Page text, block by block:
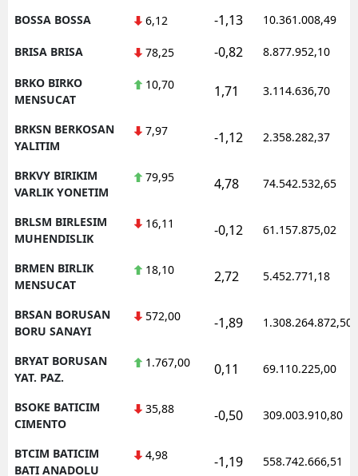
BOSSA BOSSA 6,12 -1,13 10.361.008,49
BRISA BRISA 78,25 -0,82 8.877.952,10
BRKO BIRKO
MENSUCAT
10,70 1,71 3.114.636,70
BRKSN BERKOSAN
YALITIM
7,97 -1,12 2.358.282,37
BRKVY BIRIKIM
VARLIK YONETIM
79,95 4,78 74.542.532,65
BRLSM BIRLESIM
MUHENDISLIK
16,11 -0,12 61.157.875,02
BRMEN BIRLIK
MENSUCAT
18,10 2,72 5.452.771,18
BRSAN BORUSAN
BORU SANAYI
572,00 -1,89 1.308.264.872,50
BRYAT BORUSAN
YAT. PAZ.
1.767,00 0,11 69.110.225,00
BSOKE BATICIM
CIMENTO
35,88 -0,50 309.003.910,80
BTCIM BATICIM
BATI ANADOLU
4,98 -1,19 558.742.666,51